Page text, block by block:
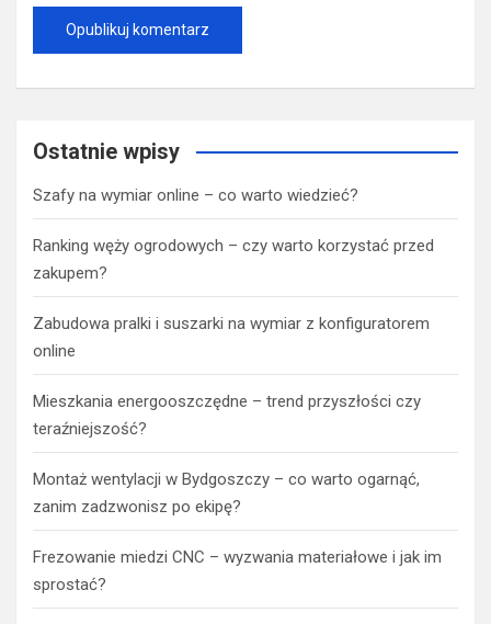
Ostatnie wpisy
Szafy na wymiar online – co warto wiedzieć?
Ranking węży ogrodowych – czy warto korzystać przed
zakupem?
Zabudowa pralki i suszarki na wymiar z konfiguratorem
online
Mieszkania energooszczędne – trend przyszłości czy
teraźniejszość?
Montaż wentylacji w Bydgoszczy – co warto ogarnąć,
zanim zadzwonisz po ekipę?
Frezowanie miedzi CNC – wyzwania materiałowe i jak im
sprostać?